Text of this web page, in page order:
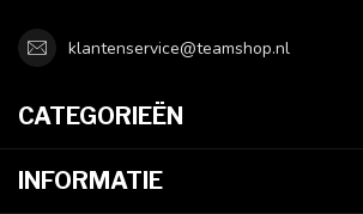
klantenservice@teamshop.nl
CATEGORIEËN
INFORMATIE